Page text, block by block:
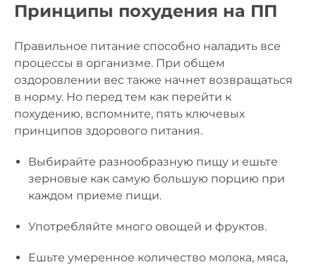
Принципы похудения на ПП
Правильное питание способно наладить все
процессы в организме. При общем
оздоровлении вес также начнет возвращаться
в норму. Но перед тем как перейти к
похудению, вспомните, пять ключевых
принципов здорового питания.
Выбирайте разнообразную пищу и ешьте
зерновые как самую большую порцию при
каждом приеме пищи.
Употребляйте много овощей и фруктов.
Ешьте умеренное количество молока, мяса,